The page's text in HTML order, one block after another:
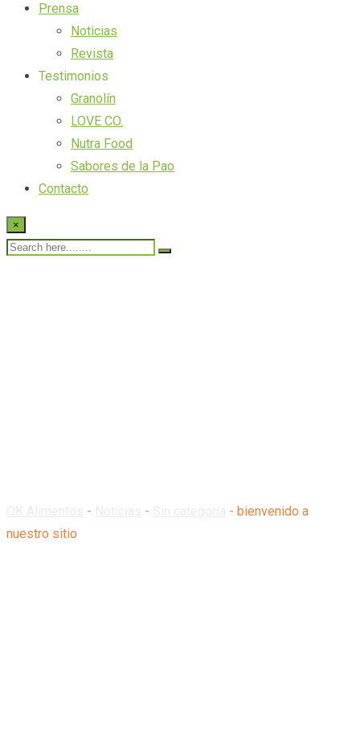
Prensa
Noticias
Revista
Testimonios
Granolín
LOVE CO.
Nutra Food
Sabores de la Pao
Contacto
×
- - - bienvenido a
nuestro sitio